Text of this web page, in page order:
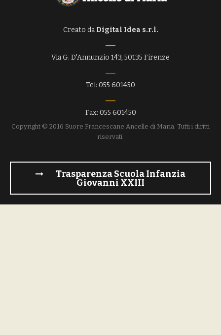
Creato da Digital Idea s.r.l.
Via G. D'Annunzio 143, 50135 Firenze
Tel: 055 601450
Fax: 055 601450
Copyright © 2016 Suore Francescane Ancelle di Maria. Tutti i diritti
riservati.
Trasparenza Scuola Infanzia
Giovanni XXIII